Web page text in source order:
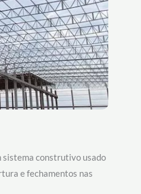
construtivo usado
e fechamentos nas